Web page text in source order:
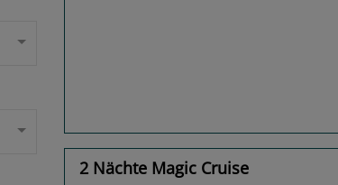
2 Nächte Magic Cruise